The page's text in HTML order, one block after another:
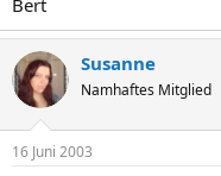
Bert
Susanne
Namhaftes Mitglied
16 Juni 2003